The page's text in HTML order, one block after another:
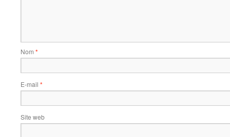
Nom *
E-mail *
Site web